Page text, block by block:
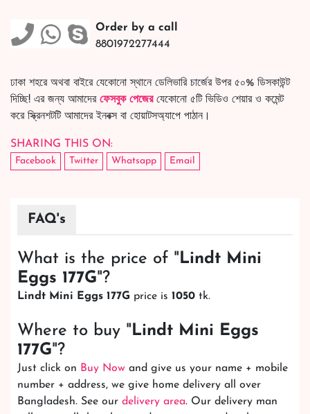
Order by a call
8801972277444
ঢাকা শহরে অথবা বাইরে যেকোনো স্থানে ডেলিভারি চার্জের উপর ৫০% ডিসকাউন্ট
দিচ্ছি! এর জন্য আমাদের ফেসবুক পেজেরযেকোনো ৫টি ভিডিও শেয়ার ও কমেন্ট
করে স্ক্রিনশটটি আমাদের ইনবক্স বা হোয়াটসঅ্যাপে পাঠান।
SHARING THIS ON:
Facebook Twitter Whatsapp Email
FAQ's
What is the price of "Lindt Mini
Eggs 177G"?
Lindt Mini Eggs 177G price is 1050 tk.
Where to buy "Lindt Mini Eggs
177G"?
Just click on Buy Now and give us your name + mobile
number + address, we give home delivery all over
Bangladesh. See our delivery area. Our delivery man